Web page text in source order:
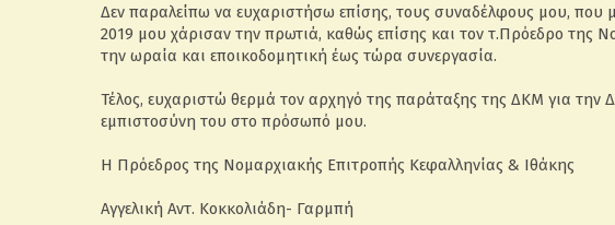
Δεν παραλείπω να ευχαριστήσω επίσης, τους συναδέλφους μου, που
2019 μου χάρισαν την πρωτιά, καθώς επίσης και τον τ.Πρόεδρο της
την ωραία και εποικοδομητική έως τώρα συνεργασία.
Τέλος, ευχαριστώ θερμά τον αρχηγό της παράταξης της ΔΚΜ για την
εμπιστοσύνη του στο πρόσωπό μου.
Η Πρόεδρος της Νομαρχιακής Επιτροπής Κεφαλληνίας & Ιθάκης
Αγγελική Αντ. Κοκκολιάδη- Γαρμπή